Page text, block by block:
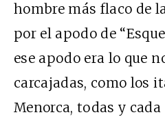
hombre más flaco de
por el apodo de
ese apodo era lo que
carcajadas, como los
Menorca, todas y cada